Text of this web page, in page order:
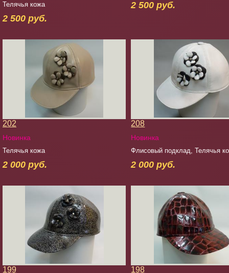
Телячья кожа
2 500 руб.
2 500 руб.
202
Новинка
Телячья кожа
2 000 руб.
208
Новинка
Флисовый подклад, Телячья
2 000 руб.
199 198